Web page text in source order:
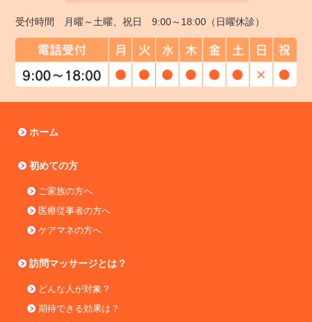
受付時間 月曜～土曜、祝日 9:00～18:00（日曜休診）
ホーム
初めての方
ご家族の方へ
医療従事者の方へ
ケアマネの方へ
訪問マッサージとは？
どんな人が対象？
期待できる効果は？